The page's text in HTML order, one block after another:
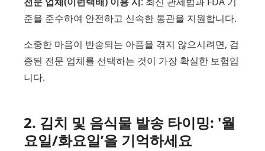
준을 준수하여 안전하고 신속한 통관을 지원합니다.
소중한 마음이 반송되는 아픔을 겪지 않으시려면, 검
증된 전문 업체를 선택하는 것이 가장 확실한 보험입
니다.
2. 김치 및 음식물 발송 타이밍: '월
요일/화요일’을 기억하세요